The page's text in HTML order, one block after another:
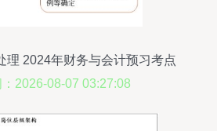
理 2024年财务与会计预习考点
2026-08-07 03:27:08